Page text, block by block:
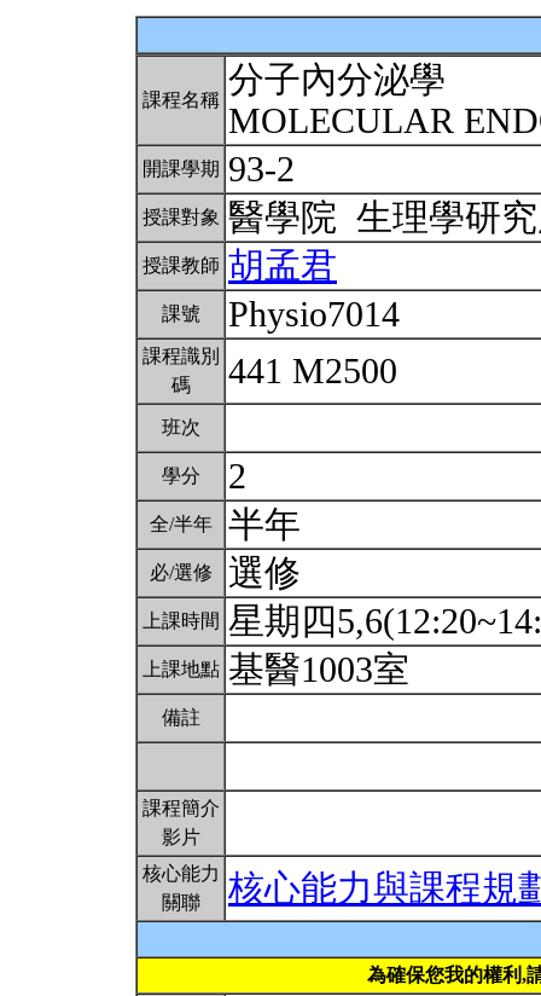
課程名稱 分子內分泌學
MOLECULAR
開課學期 93-2
授課對象 醫學院 生理學研
授課教師 胡孟君
課號 Physio7014
課程識別
碼
441 M2500
班次
學分 2
全/半年 半年
必/選修 選修
上課時間 星期四
上課地點 基醫1003室
備註
課程簡介
影片
核心能力
關聯
核心能力與課程規
為確保您我的權利,